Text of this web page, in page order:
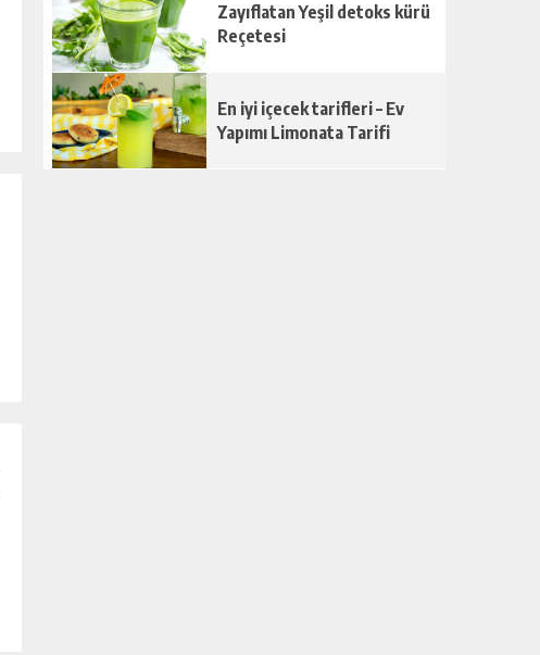
Zayıflatan Yeşil detoks kürü
Reçetesi
En iyi içecek tarifleri – Ev
Yapımı Limonata Tarifi